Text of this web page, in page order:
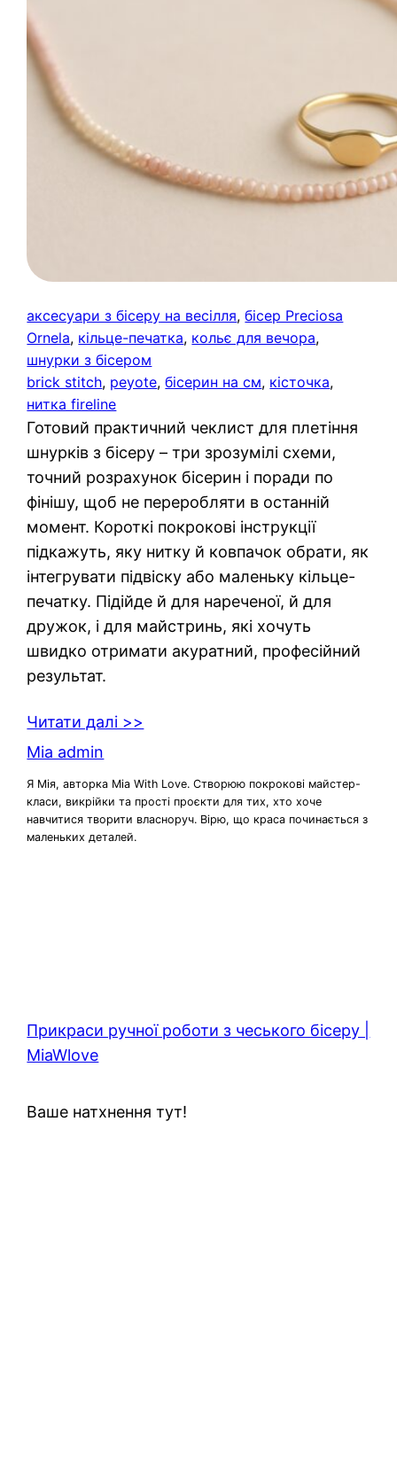
аксесуари з бісеру на весілля, бісер Preciosa
Ornela, кільце-печатка, кольє для вечора
шнурки з бісером
brick stitch, peyote, бісерин на см, кісточка
нитка fireline
Готовий практичний чеклист для плетіння
шнурків з бісеру – три зрозумілі схеми,
точний розрахунок бісерин і поради по
фінішу, щоб не переробляти в останній
момент. Короткі покрокові інструкції
підкажуть, яку нитку й ковпачок обрати, як
інтегрувати підвіску або маленьку кільце-
печатку. Підійде й для нареченої, й для
дружок, і для майстринь, які хочуть
швидко отримати акуратний, професійний
результат.
Читати далі >>
Mia admin
Я Мія, авторка Mia With Love. Створюю покрокові майстер-
класи, викрійки та прості проєкти для тих, хто хоче
навчитися творити власноруч. Вірю, що краса починається з
маленьких деталей.
Прикраси ручної роботи з чеського бісеру |
MiaWlove
Ваше натхнення тут!